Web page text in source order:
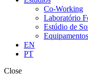
Co-Working
Laboratório
Estúdio de
Equipamentos
EN
PT
Close